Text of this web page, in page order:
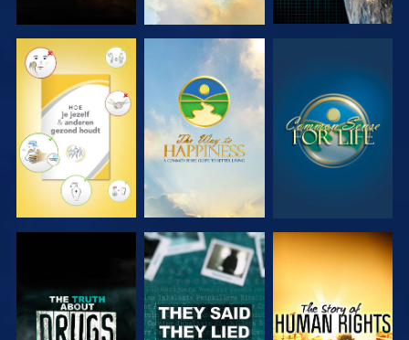
KIJK KIJK KIJK
KIJK KIJK